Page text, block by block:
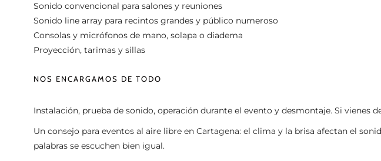
Sonido convencional para salones y reuniones
Sonido line array para recintos grandes y público numeroso
Consolas y micrófonos de mano, solapa o diadema
Proyección, tarimas y sillas
NOS ENCARGAMOS DE TODO
Instalación, prueba de sonido, operación durante el evento y desmontaje. Si vienes
Un consejo para eventos al aire libre en Cartagena: el clima y la brisa afectan el
palabras se escuchen bien igual.